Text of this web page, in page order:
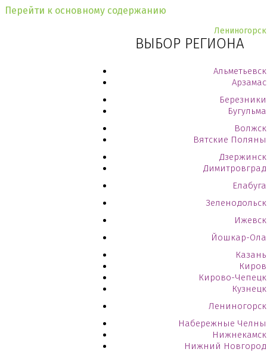
Перейти к основному содержанию
Лениногорск
ВЫБОР РЕГИОНА
Альметьевск
Арзамас
Березники
Бугульма
Волжск
Вятские Поляны
Дзержинск
Димитровград
Елабуга
Зеленодольск
Ижевск
Йошкар-Ола
Казань
Киров
Кирово-Чепецк
Кузнецк
Лениногорск
Набережные Челны
Нижнекамск
Нижний Новгород